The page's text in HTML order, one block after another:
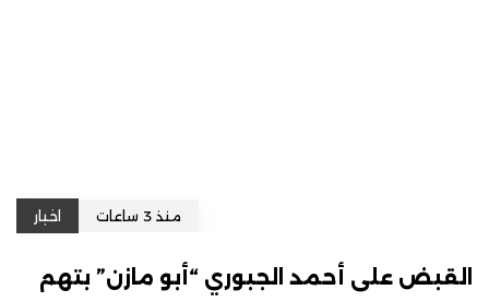
منذ 3 ساعات اخبار
القبض على أحمد الجبوري “أبو مازن” بتهم